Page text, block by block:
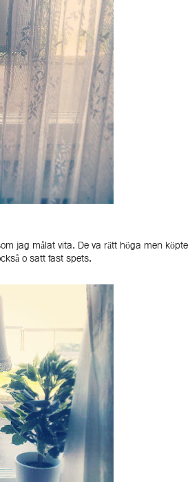
jag målat vita. De va rätt höga men köpte
o satt fast spets.